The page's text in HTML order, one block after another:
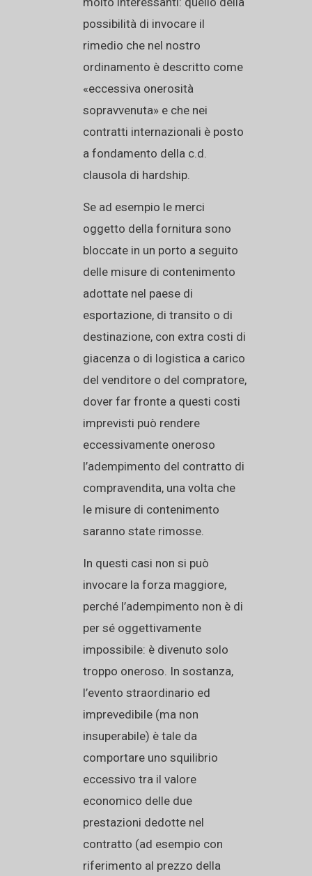
possibilità di invocare il
rimedio che nel nostro
ordinamento è descritto come
«eccessiva onerosità
sopravvenuta» e che nei
contratti internazionali è posto
a fondamento della c.d.
clausola di hardship.
Se ad esempio le merci
oggetto della fornitura sono
bloccate in un porto a seguito
delle misure di contenimento
adottate nel paese di
esportazione, di transito o di
destinazione, con extra costi di
giacenza o di logistica a carico
del venditore o del compratore,
dover far fronte a questi costi
imprevisti può rendere
eccessivamente oneroso
l’adempimento del contratto di
compravendita, una volta che
le misure di contenimento
saranno state rimosse.
In questi casi non si può
invocare la forza maggiore,
perché l’adempimento non è di
per sé oggettivamente
impossibile: è divenuto solo
troppo oneroso. In sostanza,
l’evento straordinario ed
imprevedibile (ma non
insuperabile) è tale da
comportare uno squilibrio
eccessivo tra il valore
economico delle due
prestazioni dedotte nel
contratto (ad esempio con
riferimento al prezzo della